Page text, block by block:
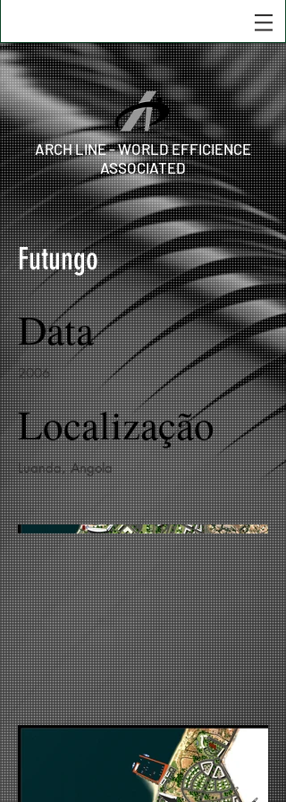
ARCH LINE - WORLD EFFICIENCE
ASSOCIATED
Futungo
Data
2006
Localização
Luanda, Angola